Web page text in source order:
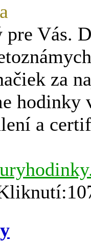
Vás.
za
hodinky
a